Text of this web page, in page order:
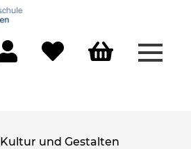
Kultur und Gestalten